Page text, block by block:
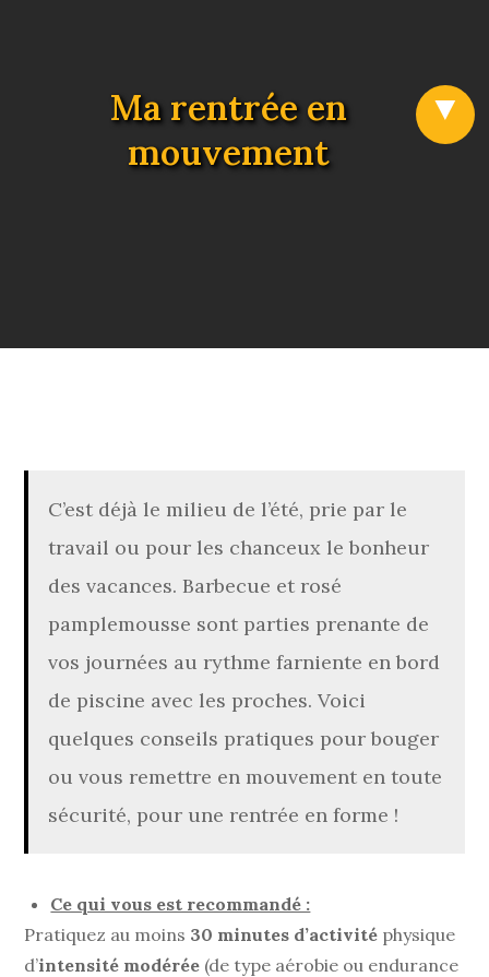
Ma rentrée en
mouvement
C’est déjà le milieu de l’été, prie par le
travail ou pour les chanceux le bonheur
des vacances. Barbecue et rosé
pamplemousse sont parties prenante de
vos journées au rythme farniente en bord
de piscine avec les proches. Voici
quelques conseils pratiques pour bouger
ou vous remettre en mouvement en toute
sécurité, pour une rentrée en forme !
Ce qui vous est recommandé :
Pratiquez au moins 30 minutes d’activité physique
d’intensité modérée (de type aérobie ou endurance